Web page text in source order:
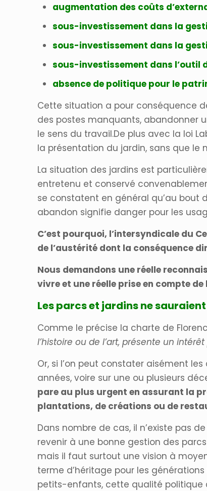
augmentation des coûts
sous-investissement dans la
sous-investissement dans la
sous-investissement dans l’outil
absence de politique pour le
Cette situation a pour conséquence
des postes manquants, abandonner
le sens du travail.De plus avec la loi
la présentation du jardin, sans que le
La situation des jardins est
entretenu et conservé
se constatent en général qu’au bout
abandon signifie danger pour les
C’est pourquoi, l’intersyndicale du
de l’austérité dont la conséquence
Nous demandons une réelle
vivre et une réelle prise en compte
Les parcs et jardins ne
Comme le précise la charte de
l’histoire ou de l’art, présente un
Or, si l’on peut constater aisément
années, voire sur une ou plusieurs
pare au plus urgent en assurant la
plantations, de créations ou de
Dans nombre de cas, il n’existe pas
revenir à une bonne gestion des
mais il faut surtout une vision à
terme d’héritage pour les
petits-enfants, cette qualité politique